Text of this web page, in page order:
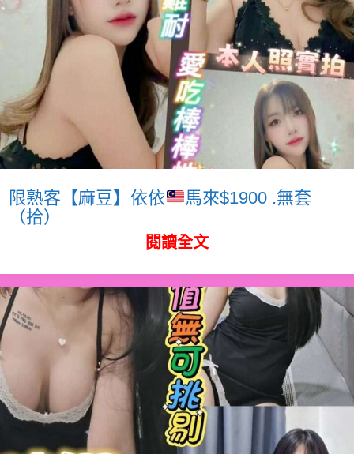
限熟客【麻豆】依依
馬來$1900 .無套
（拾）
閱讀全文